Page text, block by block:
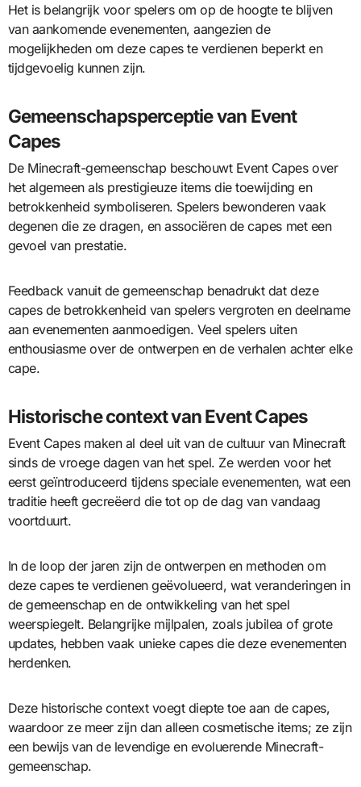
Het is belangrijk voor spelers om op de hoogte te blijven
van aankomende evenementen, aangezien de
mogelijkheden om deze capes te verdienen beperkt en
tijdgevoelig kunnen zijn.
Gemeenschapsperceptie van Event
Capes
De Minecraft-gemeenschap beschouwt Event Capes over
het algemeen als prestigieuze items die toewijding en
betrokkenheid symboliseren. Spelers bewonderen vaak
degenen die ze dragen, en associëren de capes met een
gevoel van prestatie.
Feedback vanuit de gemeenschap benadrukt dat deze
capes de betrokkenheid van spelers vergroten en deelname
aan evenementen aanmoedigen. Veel spelers uiten
enthousiasme over de ontwerpen en de verhalen achter elke
cape.
Historische context van Event Capes
Event Capes maken al deel uit van de cultuur van Minecraft
sinds de vroege dagen van het spel. Ze werden voor het
eerst geïntroduceerd tijdens speciale evenementen, wat een
traditie heeft gecreëerd die tot op de dag van vandaag
voortduurt.
In de loop der jaren zijn de ontwerpen en methoden om
deze capes te verdienen geëvolueerd, wat veranderingen in
de gemeenschap en de ontwikkeling van het spel
weerspiegelt. Belangrijke mijlpalen, zoals jubilea of grote
updates, hebben vaak unieke capes die deze evenementen
herdenken.
Deze historische context voegt diepte toe aan de capes,
waardoor ze meer zijn dan alleen cosmetische items; ze zijn
een bewijs van de levendige en evoluerende Minecraft-
gemeenschap.